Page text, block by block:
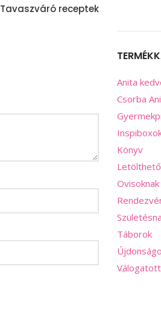
Tavaszváró receptek
Anita
Csorba
Könyv
Táborok